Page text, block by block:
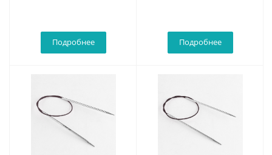
Подробнее Подробнее